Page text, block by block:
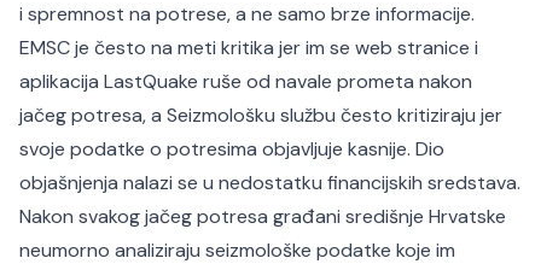
i spremnost na potrese, a ne samo brze informacije.
EMSC je često na meti kritika jer im se web stranice i
aplikacija LastQuake ruše od navale prometa nakon
jačeg potresa, a Seizmološku službu često kritiziraju jer
svoje podatke o potresima objavljuje kasnije. Dio
objašnjenja nalazi se u nedostatku financijskih sredstava.
Nakon svakog jačeg potresa građani središnje Hrvatske
neumorno analiziraju seizmološke podatke koje im